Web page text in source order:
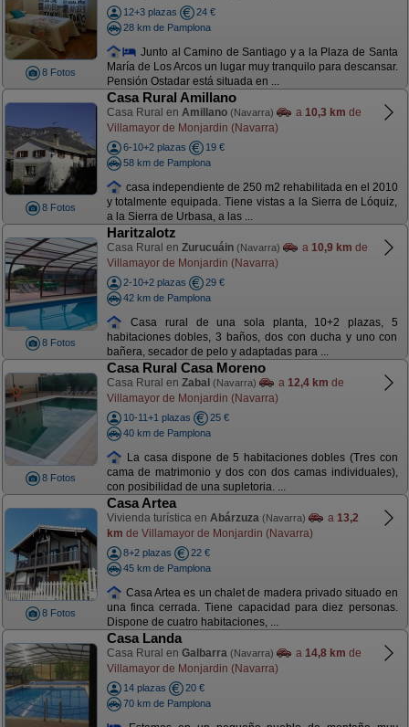
8 Fotos
12+3 plazas
24 €
28 km de Pamplona
Junto al Camino de Santiago y a la Plaza de Santa
María de Los Arcos un lugar muy tranquilo para descansar.
Pensión Ostadar está situada en ...
8 Fotos
Casa Rural Amillano
Casa Rural en Amillano (Navarra) a 10,3 km de
Villamayor de Monjardin (Navarra)
6-10+2 plazas
19 €
58 km de Pamplona
casa independiente de 250 m2 rehabilitada en el 2010
y totalmente equipada. Tiene vistas a la Sierra de Lóquiz,
a la Sierra de Urbasa, a las ...
8 Fotos
Haritzalotz
Casa Rural en Zurucuáin (Navarra) a 10,9 km de
Villamayor de Monjardin (Navarra)
2-10+2 plazas
29 €
42 km de Pamplona
Casa rural de una sola planta, 10+2 plazas, 5
habitaciones dobles, 3 baños, dos con ducha y uno con
bañera, secador de pelo y adaptadas para ...
8 Fotos
Casa Rural Casa Moreno
Casa Rural en Zabal (Navarra) a 12,4 km de
Villamayor de Monjardin (Navarra)
10-11+1 plazas
25 €
40 km de Pamplona
La casa dispone de 5 habitaciones dobles (Tres con
cama de matrimonio y dos con dos camas individuales),
con posibilidad de una supletoria. ...
8 Fotos
Casa Artea
Vivienda turística en Abárzuza (Navarra) a 13,2
km de Villamayor de Monjardin (Navarra)
8+2 plazas
22 €
45 km de Pamplona
Casa Artea es un chalet de madera privado situado en
una finca cerrada. Tiene capacidad para diez personas.
Dispone de cuatro habitaciones, ...
Casa Landa
Casa Rural en Galbarra (Navarra) a 14,8 km de
Villamayor de Monjardin (Navarra)
14 plazas
20 €
70 km de Pamplona